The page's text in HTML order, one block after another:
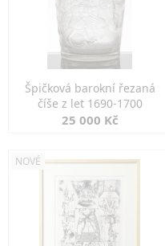
Špičková barokní řezaná
číše z let 1690-1700
25 000 Kč
NOVÉ